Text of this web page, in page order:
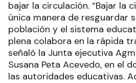
bajar la circulación. “Bajar la
única manera de resguardar
población y el sistema
plena colabora en la rápida
señaló la Junta ejecutiva
Susana Peta Acevedo, en el
las autoridades educativas.